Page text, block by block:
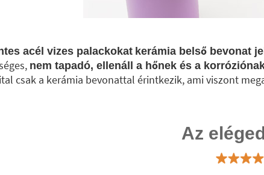
acél vizes palackokat kerámia belső bevonat
nem tapadó, ellenáll a hőnek és a
csak a kerámia bevonattal érintkezik, ami viszont
Az